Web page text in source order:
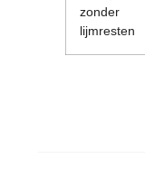
zonder
lijmresten